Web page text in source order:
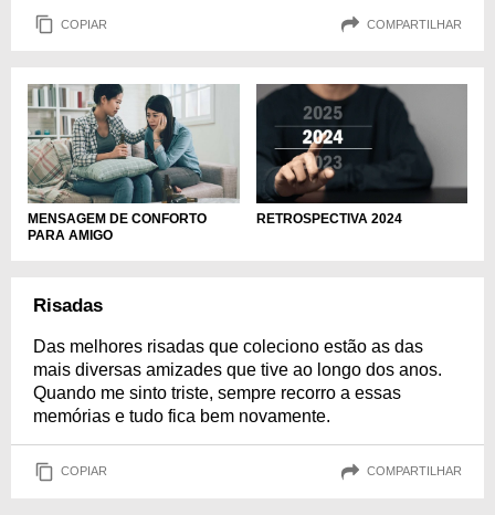
COPIAR COMPARTILHAR
MENSAGEM DE CONFORTO
PARA AMIGO
RETROSPECTIVA 2024
Risadas
Das melhores risadas que coleciono estão as das
mais diversas amizades que tive ao longo dos anos.
Quando me sinto triste, sempre recorro a essas
memórias e tudo fica bem novamente.
COPIAR COMPARTILHAR